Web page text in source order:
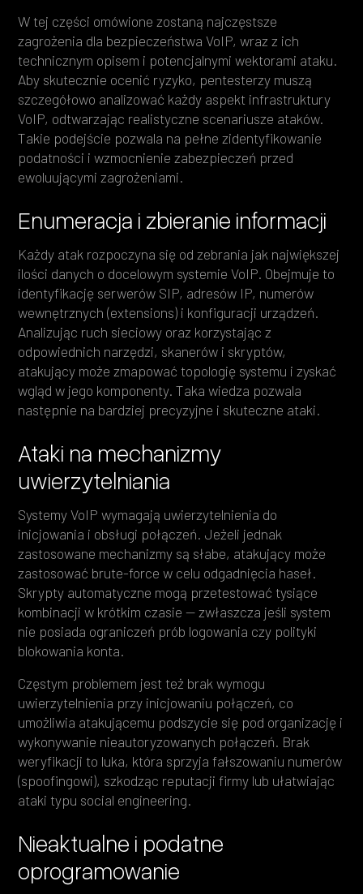
W tej części omówione zostaną najczęstsze
zagrożenia dla bezpieczeństwa VoIP, wraz z ich
technicznym opisem i potencjalnymi wektorami ataku.
Aby skutecznie ocenić ryzyko, pentesterzy muszą
szczegółowo analizować każdy aspekt infrastruktury
VoIP, odtwarzając realistyczne scenariusze ataków.
Takie podejście pozwala na pełne zidentyfikowanie
podatności i wzmocnienie zabezpieczeń przed
ewoluującymi zagrożeniami.
Enumeracja i zbieranie informacji
Każdy atak rozpoczyna się od zebrania jak największej
ilości danych o docelowym systemie VoIP. Obejmuje to
identyfikację serwerów SIP, adresów IP, numerów
wewnętrznych (extensions) i konfiguracji urządzeń.
Analizując ruch sieciowy oraz korzystając z
odpowiednich narzędzi, skanerów i skryptów,
atakujący może zmapować topologię systemu i zyskać
wgląd w jego komponenty. Taka wiedza pozwala
następnie na bardziej precyzyjne i skuteczne ataki.
Ataki na mechanizmy
uwierzytelniania
Systemy VoIP wymagają uwierzytelnienia do
inicjowania i obsługi połączeń. Jeżeli jednak
zastosowane mechanizmy są słabe, atakujący może
zastosować brute-force w celu odgadnięcia haseł.
Skrypty automatyczne mogą przetestować tysiące
kombinacji w krótkim czasie — zwłaszcza jeśli system
nie posiada ograniczeń prób logowania czy polityki
blokowania konta.
Częstym problemem jest też brak wymogu
uwierzytelnienia przy inicjowaniu połączeń, co
umożliwia atakującemu podszycie się pod organizację i
wykonywanie nieautoryzowanych połączeń. Brak
weryfikacji to luka, która sprzyja fałszowaniu numerów
(spoofingowi), szkodząc reputacji firmy lub ułatwiając
ataki typu social engineering.
Nieaktualne i podatne
oprogramowanie